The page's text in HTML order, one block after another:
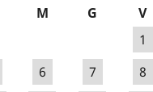
M G V
1
6 7 8